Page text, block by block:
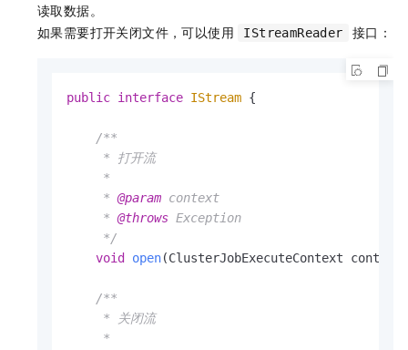
读取数据。
如果需要打开关闭文件，可以使用
IStreamReader 接口：
public interface IStream {
/**
     * 打开流
     *
     *
@param context
     *
@throws Exception
     */
void
open(ClusterJobExecuteContext context)
/**
     * 关闭流
     *